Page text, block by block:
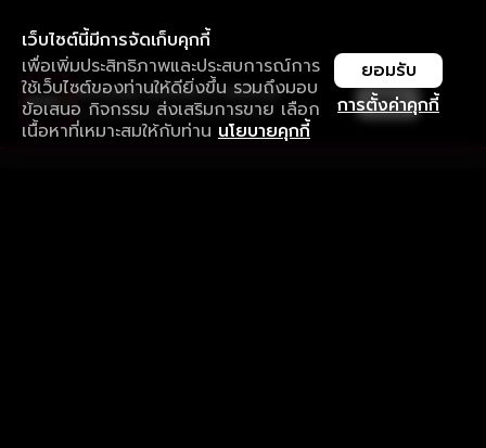
เว็บไซต์นี้มีการจัดเก็บคุกกี้
เพื่อเพิ่มประสิทธิภาพและประสบการณ์การ
ใช้เว็บไซต์ของท่านให้ดียิ่งขึ้น รวมถึงมอบ
ข้อเสนอ กิจกรรม ส่งเสริมการขาย เลือก
เนื้อหาที่เหมาะสมให้กับท่าน นโยบายคุกกี้
การตั้งค่าคุกกี้
ยอมรับ
ใช้งานแอป ลื่นไหลกว่า ไม่มีสะดุด
ดาวน์โหลดแอปเพื่อการรับชมที่ดีกว่า เปิด